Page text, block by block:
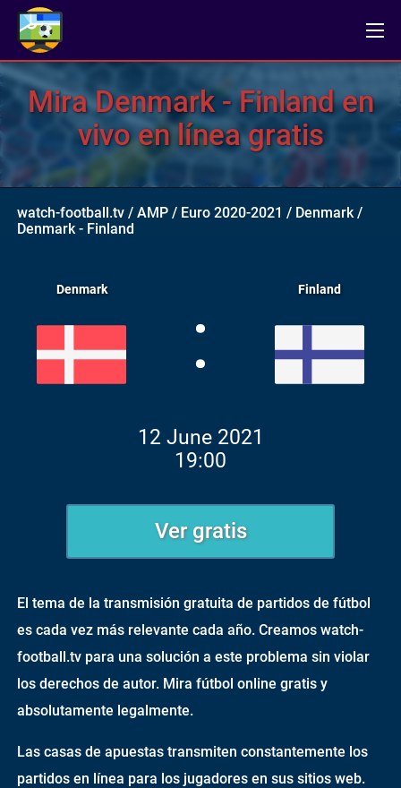
Mira Denmark - Finland en
vivo en línea gratis
watch-football.tv / AMP / Euro 2020-2021 / Denmark /
Denmark - Finland
Denmark
:
Finland
12 June 2021
19:00
Ver gratis
El tema de la transmisión gratuita de partidos de fútbol
es cada vez más relevante cada año. Creamos watch-
football.tv para una solución a este problema sin violar
los derechos de autor. Mira fútbol online gratis y
absolutamente legalmente.
Las casas de apuestas transmiten constantemente los
partidos en línea para los jugadores en sus sitios web.